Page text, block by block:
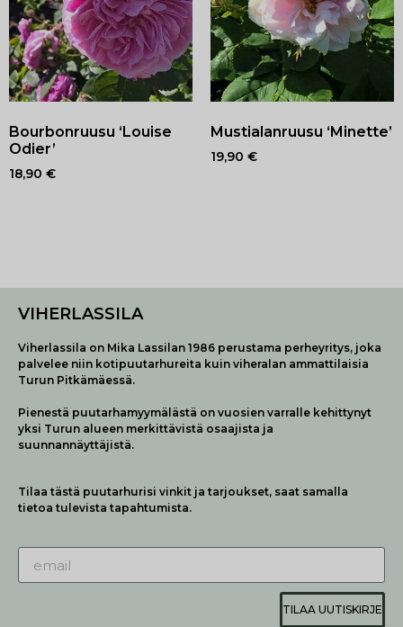
Bourbonruusu ‘Louise
Odier’
18,90 €
Mustialanruusu ‘Minette’
19,90 €
VIHERLASSILA
Viherlassila on Mika Lassilan 1986 perustama perheyritys, joka
palvelee niin kotipuutarhureita kuin viheralan ammattilaisia
Turun Pitkämäessä.
Pienestä puutarhamyymälästä on vuosien varralle kehittynyt
yksi Turun alueen merkittävistä osaajista ja
suunnannäyttäjistä.
Tilaa tästä puutarhurisi vinkit ja tarjoukset, saat samalla
tietoa tulevista tapahtumista.
TILAA UUTISKIRJE